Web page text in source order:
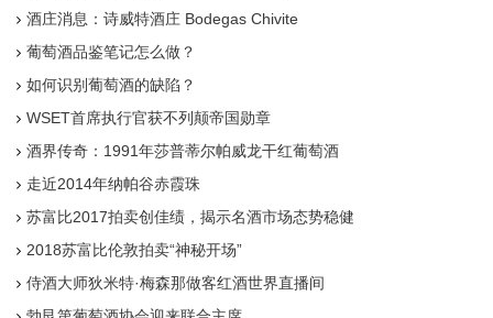
酒庄消息：诗威特酒庄 Bodegas Chivite
葡萄酒品鉴笔记怎么做？
如何识别葡萄酒的缺陷？
WSET首席执行官获不列颠帝国勋章
酒界传奇：1991年莎普蒂尔帕威龙干红葡萄酒
走近2014年纳帕谷赤霞珠
苏富比2017拍卖创佳绩，揭示名酒市场态势稳健
2018苏富比伦敦拍卖“神秘开场”
侍酒大师狄米特·梅森那做客红酒世界直播间